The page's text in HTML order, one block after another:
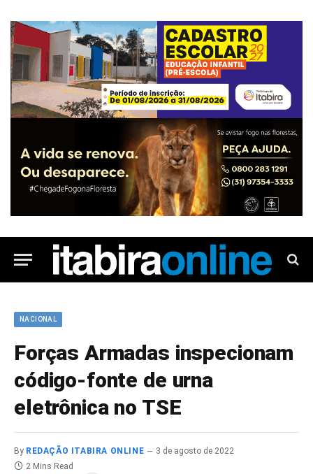
NACIONAL
Forças Armadas inspecionam
código-fonte de urna
eletrônica no TSE
By REDAÇÃO ITABIRA ONLINE
3 de agosto de 2022
2 Mins Read